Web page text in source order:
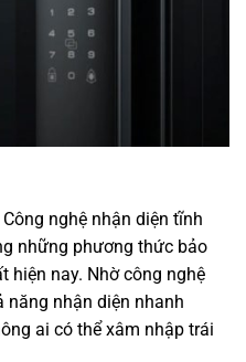
Công nghệ nhận diện tĩnh
những phương thức bảo
hiện nay. Nhờ công nghệ
năng nhận diện nhanh
ai có thể xâm nhập trái